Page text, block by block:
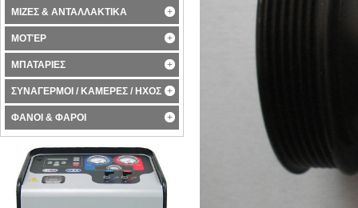
ΜΙΖΕΣ & ΑΝΤΑΛΛΑΚΤΙΚΑ
ΜΟΤΈΡ
ΜΠΑΤΑΡΙΕΣ
ΣΥΝΑΓΕΡΜΟΙ / ΚΑΜΕΡΕΣ / ΗΧΟΣ
ΦΑΝΟΙ & ΦΑΡΟΙ